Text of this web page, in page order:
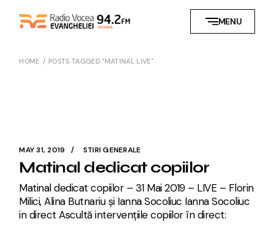
MENU
HOME POSTS TAGGED "MATINAL LIVE"
MAY 31, 2019 STIRI GENERALE
Matinal dedicat copiilor
Matinal dedicat copiilor – 31 Mai 2019 – LIVE – Florin
Milici, Alina Butnariu și Ianna Socoliuc Ianna Socoliuc
in direct Ascultă intervențiile copiilor în direct: